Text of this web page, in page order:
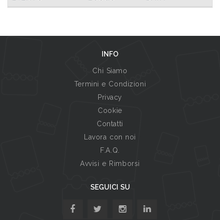
INFO
Chi Siamo
Termini e Condizioni
Privacy
Cookie
Contatti
Lavora con noi
F.A.Q.
Avvisi e Rimborsi
SEGUICI SU